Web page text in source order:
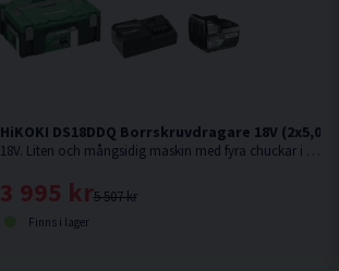
HiKOKI DS18DDQ Borrskruvdragare 18V
18V. Liten och mångsidig maskin med fyra chuckar i kompakt maskinkropp ger maximal åtkomst i trånga utrymmen.
5 507 kr
3 995 kr
Finns i lager